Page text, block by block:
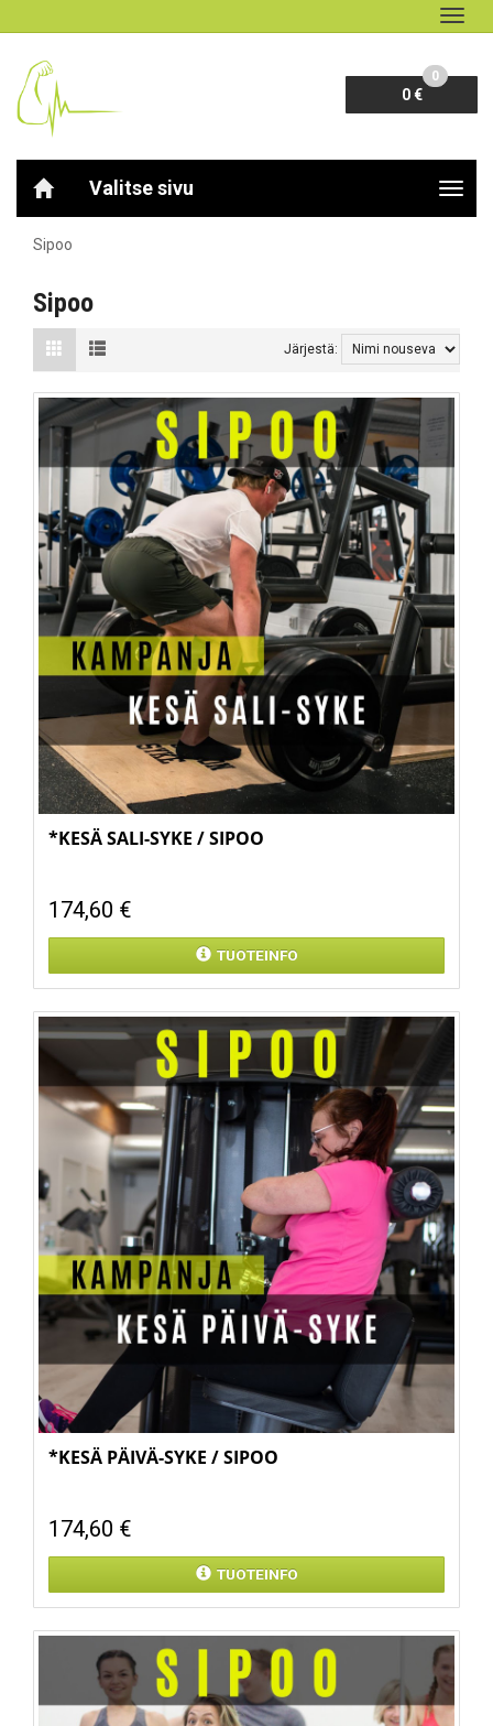
0 €
0
Valitse sivu
Sipoo
Sipoo
Järjestä:
*KESÄ SALI-SYKE / SIPOO
174,60 €
TUOTEINFO
*KESÄ PÄIVÄ-SYKE / SIPOO
174,60 €
TUOTEINFO